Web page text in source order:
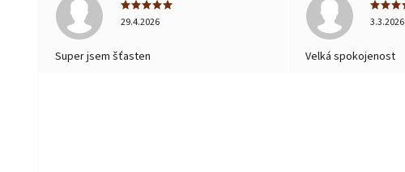
29.4.2026
Super jsem šťasten
3.3.2026
Velká spokojenost